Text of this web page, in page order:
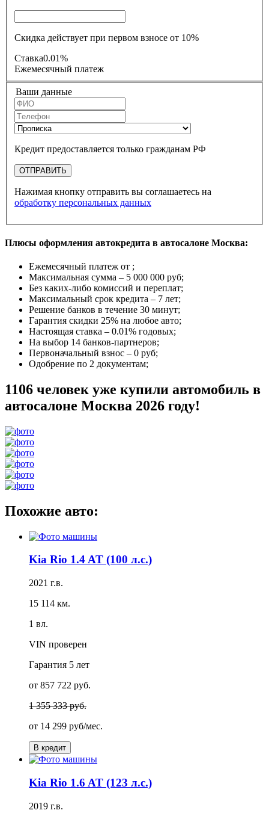
Скидка действует при первом взносе от 10%
Ставка0.01%
Ежемесячный платеж
Ваши данные
Кредит предоставляется только гражданам РФ
ОТПРАВИТЬ
Нажимая кнопку отправить вы соглашаетесь на
обработку персональных данных
Плюсы оформления автокредита в автосалоне Москва:
Ежемесячный платеж от ;
Максимальная сумма – 5 000 000 руб;
Без каких-либо комиссий и переплат;
Максимальный срок кредита – 7 лет;
Решение банков в течение 30 минут;
Гарантия скидки 25% на любое авто;
Настоящая ставка – 0.01% годовых;
На выбор 14 банков-партнеров;
Первоначальный взнос – 0 руб;
Одобрение по 2 документам;
1106 человек уже купили автомобиль в
автосалоне Москва 2026 году!
Похожие авто:
Kia Rio 1.4 AT (100 л.с.)
2021 г.в.
15 114 км.
1 вл.
VIN проверен
Гарантия 5 лет
от 857 722 руб.
1 355 333 руб.
от 14 299 руб/мес.
В кредит
Kia Rio 1.6 AT (123 л.с.)
2019 г.в.